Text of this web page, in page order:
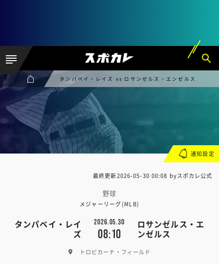
タンパベイ・レイズ vs ロサンゼルス・エンゼルス
最終更新2026-05-30 00:08 byスポカレ公式
野球
メジャーリーグ(MLB)
タンパベイ・レイ
ズ
2026.05.30
08:10
ロサンゼルス・エ
ンゼルス
トロピカーナ・フィールド
通知設定